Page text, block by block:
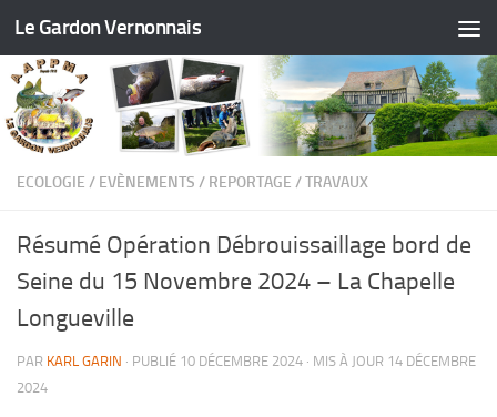
Le Gardon Vernonnais
ECOLOGIE / EVÈNEMENTS / REPORTAGE /TRAVAUX
Résumé Opération Débrouissaillage bord de
Seine du 15 Novembre 2024 – La Chapelle
Longueville
PAR KARL GARIN · PUBLIÉ 10 DÉCEMBRE 2024 · MIS À JOUR 14 DÉCEMBRE
2024